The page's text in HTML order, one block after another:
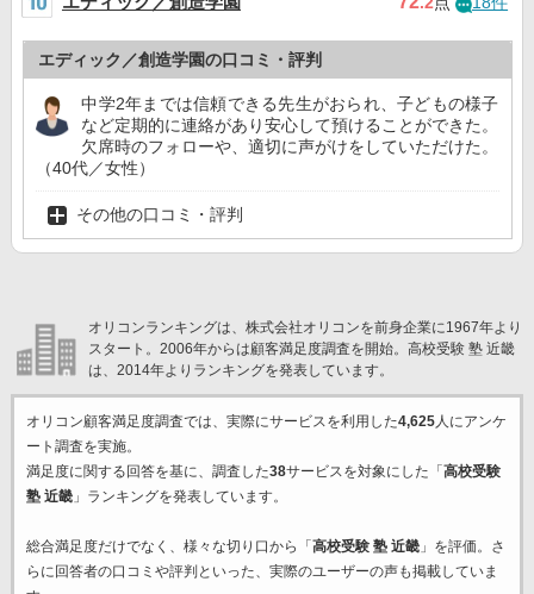
エディック／創造学園の口コミ・評判
中学2年までは信頼できる先生がおられ、子どもの様子
など定期的に連絡があり安心して預けることができた。
欠席時のフォローや、適切に声がけをしていただけた。
（40代／女性）
その他の口コミ・評判
オリコンランキングは、株式会社オリコンを前身企業に1967年より
スタート。2006年からは顧客満足度調査を開始。高校受験 塾 近畿
は、2014年よりランキングを発表しています。
オリコン顧客満足度調査では、実際にサービスを利用した4,625人にアンケ
ート調査を実施。
満足度に関する回答を基に、調査した38サービスを対象にした「 高校受験
塾 近畿」ランキングを発表しています。
総合満足度だけでなく、様々な切り口から「 高校受験 塾 近畿」を評価。さ
らに回答者の口コミや評判といった、実際のユーザーの声も掲載していま